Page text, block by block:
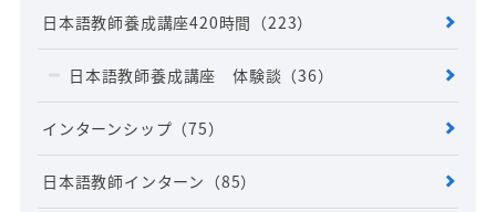
日本語教師養成講座420時間 （223）
日本語教師養成講座 体験談 （36）
インターンシップ （75）
日本語教師インターン （85）